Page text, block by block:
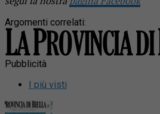
Argomenti correlati:
Pubblicità
I più visti